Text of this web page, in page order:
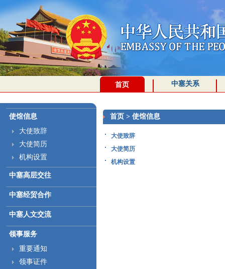
首页 中塞关系
使馆信息
大使致辞
大使简历
机构设置
中塞高层交往
中塞经贸合作
中塞人文交流
领事服务
重要通知
领事证件
首页 > 使馆信息
大使致辞
大使简历
机构设置